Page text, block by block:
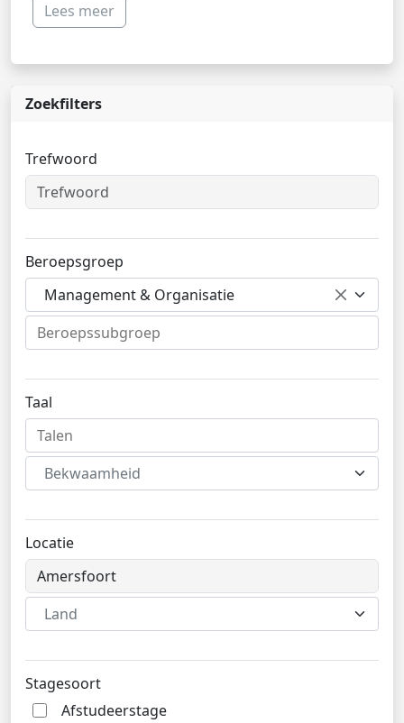
Lees meer
Zoekfilters
Trefwoord
Beroepsgroep
Management & Organisatie
Taal
Bekwaamheid
Locatie
Land
Stagesoort
Afstudeerstage